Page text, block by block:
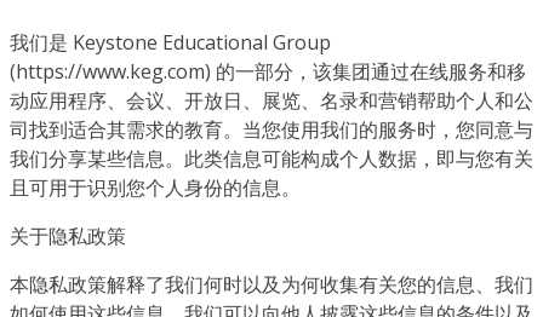
我们是 Keystone Educational Group
(https://www.keg.com) 的一部分，该集团通过在线服务和移
动应用程序、会议、开放日、展览、名录和营销帮助个人和公
司找到适合其需求的教育。当您使用我们的服务时，您同意与
我们分享某些信息。此类信息可能构成个人数据，即与您有关
且可用于识别您个人身份的信息。
关于隐私政策
本隐私政策解释了我们何时以及为何收集有关您的信息、我们